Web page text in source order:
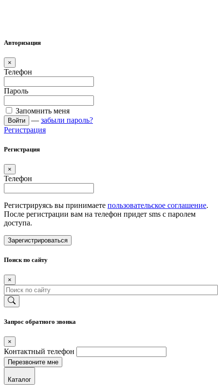
Авторизация
×
Телефон
Пароль
Запомнить меня
Войти — забыли пароль?
Регистрация
Регистрация
×
Телефон
Регистрируясь вы принимаете пользовательское соглашение.
После регистрации вам на телефон придет sms с паролем
доступа.
Зарегистрироваться
Поиск по сайту
×
Запрос обратного звонка
×
Контактный телефон
Каталог